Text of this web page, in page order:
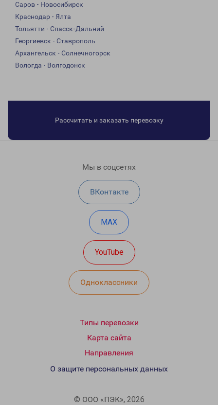
Саров - Новосибирск
Краснодар - Ялта
Тольятти - Спасск-Дальний
Георгиевск - Ставрополь
Архангельск - Солнечногорск
Вологда - Волгодонск
Рассчитать и заказать перевозку
Мы в соцсетях
ВКонтакте
MAX
YouTube
Одноклассники
Типы перевозки
Карта сайта
Направления
© ООО «ПЭК», 2026
О защите персональных данных